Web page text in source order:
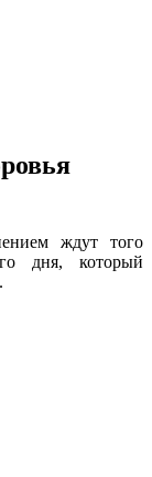
ждут того
дня, который